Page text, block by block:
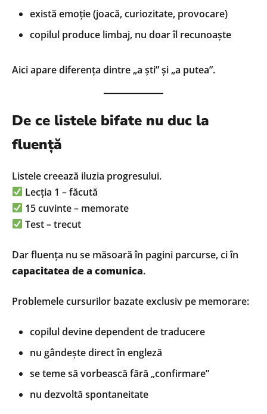
există emoție (joacă, curiozitate, provocare)
copilul produce limbaj, nu doar îl recunoaște
Aici apare diferența dintre „a ști” și „a putea”.
De ce listele bifate nu duc la
fluență
Listele creează iluzia progresului.
Lecția 1 – făcută
15 cuvinte – memorate
Test – trecut
Dar fluența nu se măsoară în pagini parcurse, ci în
capacitatea de a comunica.
Problemele cursurilor bazate exclusiv pe memorare:
copilul devine dependent de traducere
nu gândește direct în engleză
se teme să vorbească fără „confirmare”
nu dezvoltă spontaneitate